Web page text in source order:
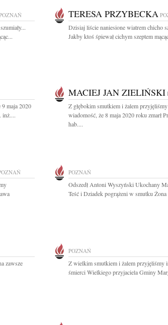
TERESA PRZYBECKA
Dzisiaj liście naniesione wiatrem chicho
Jakby ktoś śpiewał cichym szeptem
maja 2020
inż....
MACIEJ JAN ZIELIŃSKI
Z głębokim smutkiem i żalem przyjęliśmy
wiadomość, że 8 maja 2020 roku zmarł
hab....
POZNAŃ
Odszedł Antoni Wyszyński Ukochany
Teść i Dziadek pogrążeni w smutku
zawsze
POZNAŃ
Z wielkim smutkiem i żalem przyjęliśmy
śmierci Wielkiego przyjaciela Gminy